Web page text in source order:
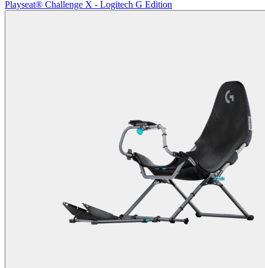
Playseat® Challenge X - Logitech G Edition